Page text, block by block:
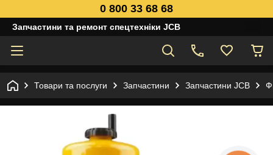
0 800 33 68 68
Запчастини та ремонт спецтехніки JCB
Товари та послуги Запчастини Запчастини JCB